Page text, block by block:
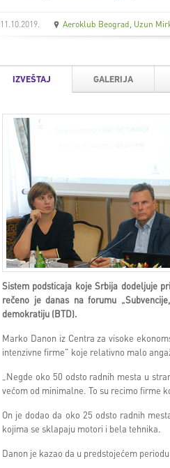
11.10.2019. Aeroklub Beograd, Uzun
IZVEŠTAJ GALERIJA
Sistem podsticaja koje Srbija dodeljuje
rečeno je danas na forumu
demokratiju (BTD).
Marko Danon iz Centra za visoke
intenzivne firme" koje relativno malo
„Negde oko 50 odsto radnih mesta u
većom od minimalne. To su recimo firme
On je dodao da oko 25 odsto radnih
kojima se sklapaju motori i bela tehnika.
Danon je kazao da u predstojećem